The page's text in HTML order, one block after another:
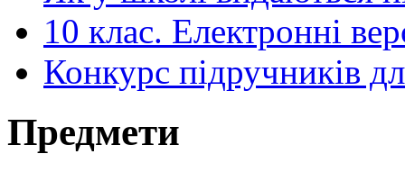
10 клас. Електронні
Конкурс підручників
Предмети